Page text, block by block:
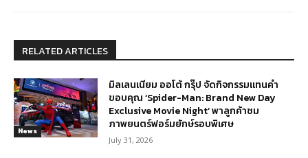
RELATED ARTICLES
News
มิลเลนเนียม ออโต้ กรุ๊ป จัดกิจกรรมแทนคำ
ขอบคุณ ‘Spider-Man: Brand New Day
Exclusive Movie Night’ พาลูกค้าชม
ภาพยนตร์ฟอร์มยักษ์รอบพิเศษ
July 31, 2026